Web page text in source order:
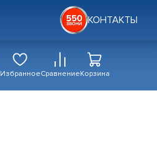
КОНТАКТЫ
ИзбранноеСравнениеКорзина